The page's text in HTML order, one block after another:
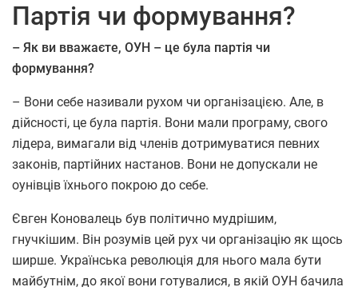
Партія чи формування?
– Як ви вважаєте, ОУН – це була партія чи
формування?
– Вони себе називали рухом чи організацією. Але, в
дійсності, це була партія. Вони мали програму, свого
лідера, вимагали від членів дотримуватися певних
законів, партійних настанов. Вони не допускали не
оунівців їхнього покрою до себе.
Євген Коновалець був політично мудрішим,
гнучкішим. Він розумів цей рух чи організацію як щось
ширше. Українська революція для нього мала бути
майбутнім, до якої вони готувалися, в якій ОУН бачила